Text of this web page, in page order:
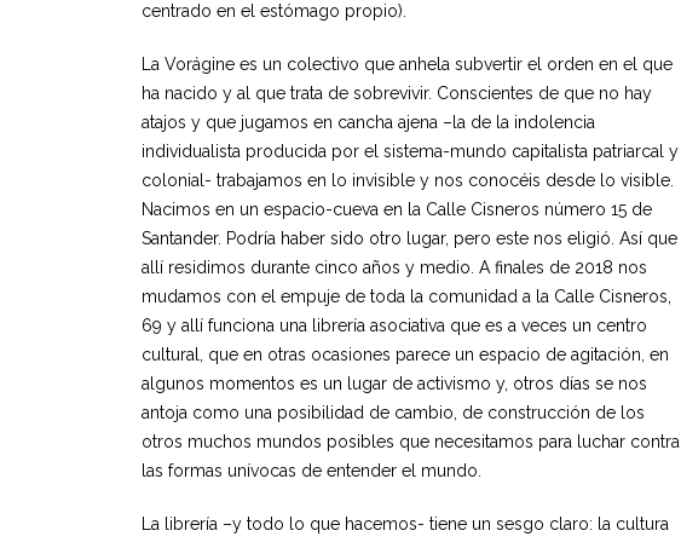
centrado en el estómago propio).
La Vorágine es un colectivo que anhela subvertir el orden en el que
ha nacido y al que trata de sobrevivir. Conscientes de que no hay
atajos y que jugamos en cancha ajena –la de la indolencia
individualista producida por el sistema-mundo capitalista patriarcal y
colonial- trabajamos en lo invisible y nos conocéis desde lo visible.
Nacimos en un espacio-cueva en la Calle Cisneros número 15 de
Santander. Podría haber sido otro lugar, pero este nos eligió. Así que
allí residimos durante cinco años y medio. A finales de 2018 nos
mudamos con el empuje de toda la comunidad a la Calle Cisneros,
69 y allí funciona una librería asociativa que es a veces un centro
cultural, que en otras ocasiones parece un espacio de agitación, en
algunos momentos es un lugar de activismo y, otros días se nos
antoja como una posibilidad de cambio, de construcción de los
otros muchos mundos posibles que necesitamos para luchar contra
las formas unívocas de entender el mundo.
La librería –y todo lo que hacemos- tiene un sesgo claro: la cultura